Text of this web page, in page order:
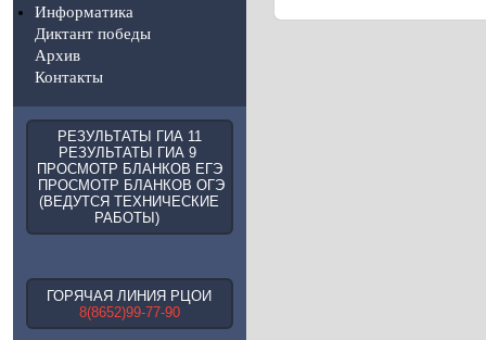
Информатика
Диктант победы
Архив
Контакты
РЕЗУЛЬТАТЫ ГИА 11
РЕЗУЛЬТАТЫ ГИА 9
ПРОСМОТР БЛАНКОВ ЕГЭ
ПРОСМОТР БЛАНКОВ ОГЭ
(ВЕДУТСЯ ТЕХНИЧЕСКИЕ
РАБОТЫ)
ГОРЯЧАЯ ЛИНИЯ РЦОИ
8(8652)99-77-90